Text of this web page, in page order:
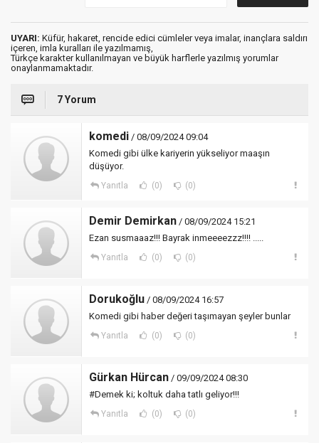
UYARI: Küfür, hakaret, rencide edici cümleler veya imalar, inançlara saldırı
içeren, imla kuralları ile yazılmamış,
Türkçe karakter kullanılmayan ve büyük harflerle yazılmış yorumlar
onaylanmamaktadır.
7 Yorum
komedi / 08/09/2024 09:04
Komedi gibi ülke kariyerin yükseliyor maaşın
düşüyor.
Yanıtla (0) (0)
Demir Demirkan / 08/09/2024 15:21
Ezan susmaaaz!!! Bayrak inmeeeezzz!!!! .....
Yanıtla (0) (0)
Dorukoğlu / 08/09/2024 16:57
Komedi gibi haber değeri taşımayan şeyler bunlar
Yanıtla (0) (0)
Gürkan Hürcan / 09/09/2024 08:30
#Demek ki; koltuk daha tatlı geliyor!!!
Yanıtla (0) (0)